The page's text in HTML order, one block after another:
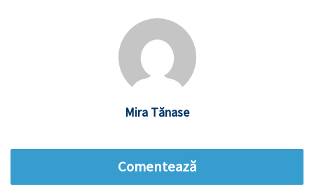
Mira Tănase
Comentează